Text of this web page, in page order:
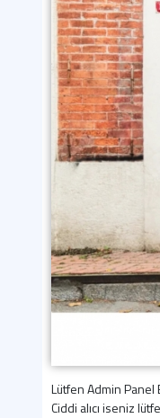
Lütfen Admin Panel
Ciddi alıcı iseniz